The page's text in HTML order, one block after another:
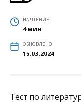
НА ЧТЕНИЕ
4 мин
ОБНОВЛЕНО
16.03.2024
Тест по